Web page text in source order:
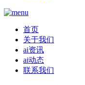
首页
关于我们
ai资讯
ai动态
联系我们